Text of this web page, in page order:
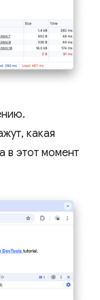
какая
в этот момент